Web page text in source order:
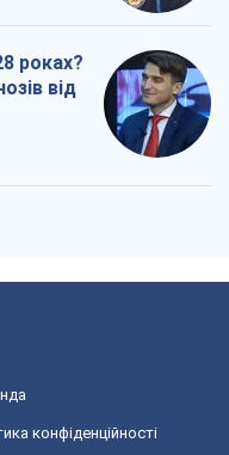
роках?
від
конфіденційності